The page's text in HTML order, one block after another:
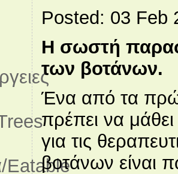
Eatable
Posted: 03 Feb
Η σωστή
των βοτάνων.
Ένα από τα
πρέπει να μάθει
για τις
βοτάνων είναι